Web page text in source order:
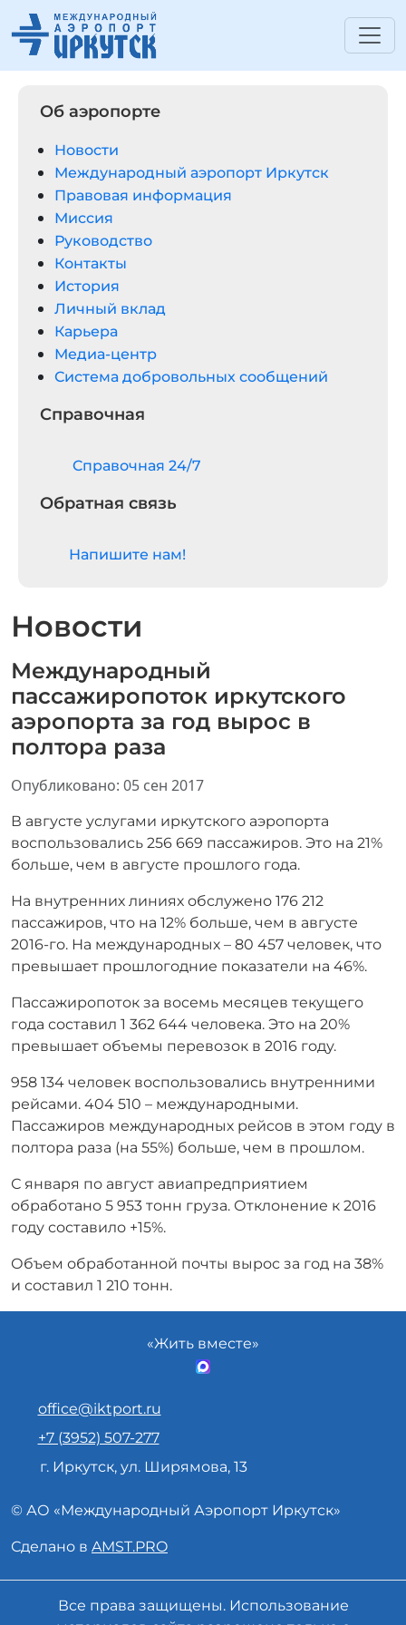
Новости
Международный
пассажиропоток иркутского
аэропорта за год вырос в
полтора раза
Информация о материале
Опубликовано: 05 сен 2017
В августе услугами иркутского аэропорта
воспользовались 256 669 пассажиров. Это на 21%
больше, чем в августе прошлого года.
На внутренних линиях обслужено 176 212
пассажиров, что на 12% больше, чем в августе
2016-го. На международных – 80 457 человек, что
превышает прошлогодние показатели на 46%.
Пассажиропоток за восемь месяцев текущего
года составил 1 362 644 человека. Это на 20%
превышает объемы перевозок в 2016 году.
958 134 человек воспользовались внутренними
рейсами. 404 510 – международными.
Пассажиров международных рейсов в этом году в
полтора раза (на 55%) больше, чем в прошлом.
С января по август авиапредприятием
обработано 5 953 тонн груза. Отклонение к 2016
году составило +15%.
Объем обработанной почты вырос за год на 38%
и составил 1 210 тонн.
Об аэропорте
Новости
Международный аэропорт Иркутск
Правовая информация
Миссия
Руководство
Контакты
История
Личный вклад
Карьера
Медиа-центр
Система добровольных сообщений
Справочная
Cправочная 24/7
Обратная связь
Напишите нам!
«Жить вместе»
office@iktport.ru
+7 (3952) 507-277
г. Иркутск, ул. Ширямова, 13
© АО «Международный Аэропорт Иркутск»
Сделано в AMST.PRO
Все права защищены. Использование